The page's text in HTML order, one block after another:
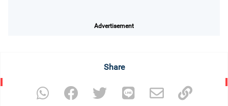
Advertisement
Share